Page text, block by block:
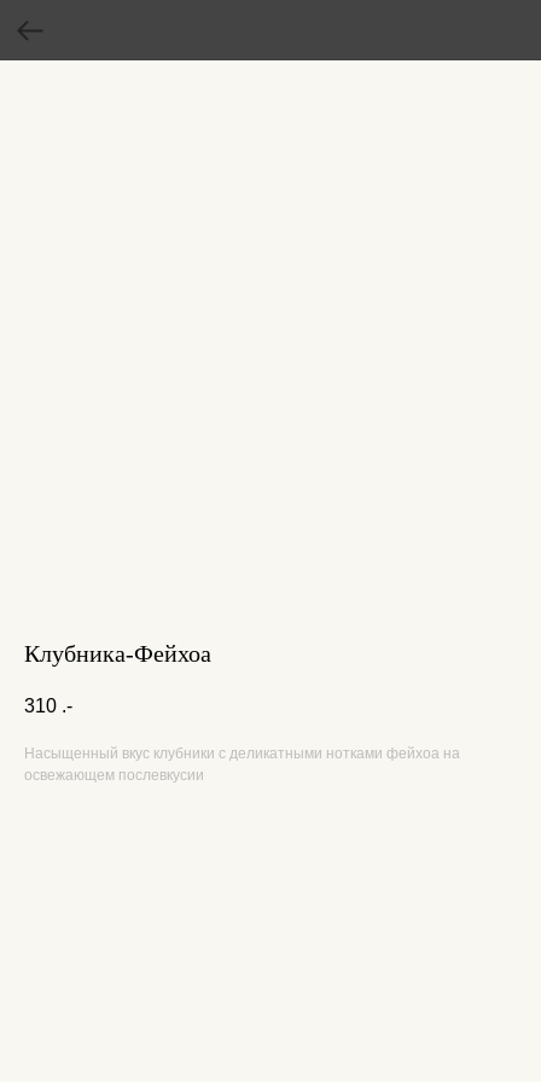
Клубника-Фейхоа
310 .-
Насыщенный вкус клубники с деликатными нотками фейхоа на
освежающем послевкусии